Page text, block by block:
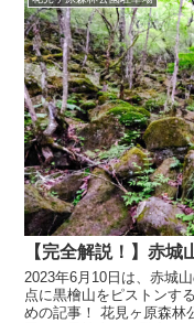
【完全解説！】赤城
2023年6月10日は、赤城
点に黒檜山をピストンす
めの記事！ 花見ヶ原森林